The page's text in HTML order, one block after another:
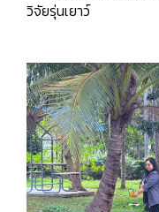
วิจัยรุ่นเยาว์